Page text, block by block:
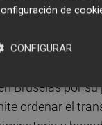
a los
Valenciana
Bruselas por
ordenar el
de
CONFIGURAR